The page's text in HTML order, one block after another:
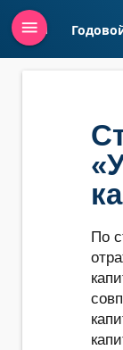
Войти
menu
По